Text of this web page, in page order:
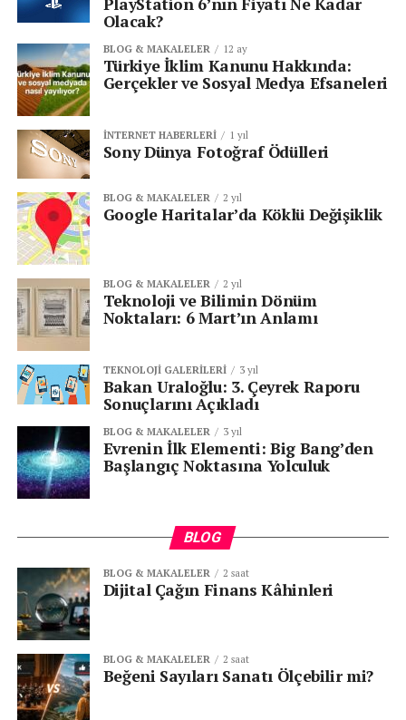
PlayStation 6’nın Fiyatı Ne Kadar
Olacak?
BLOG & MAKALELER 12 ay
Türkiye İklim Kanunu Hakkında:
Gerçekler ve Sosyal Medya Efsaneleri
İNTERNET HABERLERI 1 yıl
Sony Dünya Fotoğraf Ödülleri
BLOG & MAKALELER 2 yıl
Google Haritalar’da Köklü Değişiklik
BLOG & MAKALELER 2 yıl
Teknoloji ve Bilimin Dönüm
Noktaları: 6 Mart’ın Anlamı
TEKNOLOJI GALERILERI 3 yıl
Bakan Uraloğlu: 3. Çeyrek Raporu
Sonuçlarını Açıkladı
BLOG & MAKALELER 3 yıl
Evrenin İlk Elementi: Big Bang’den
Başlangıç Noktasına Yolculuk
BLOG
BLOG & MAKALELER 2 saat
Dijital Çağın Finans Kâhinleri
BLOG & MAKALELER 2 saat
Beğeni Sayıları Sanatı Ölçebilir mi?